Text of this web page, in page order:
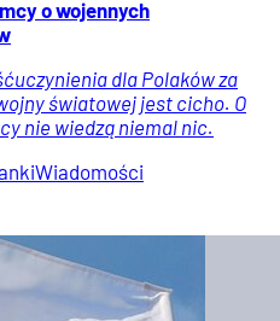
o wojennych
dla Polaków za
światowej jest cicho. O
nie wiedzą niemal nic.
Wiadomości